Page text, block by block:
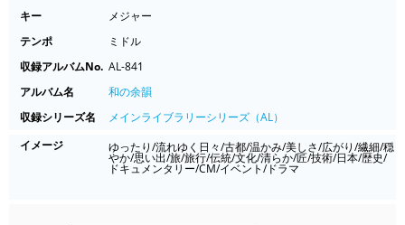
キー
メジャー
テンポ
ミドル
収録アルバムNo. AL-841
アルバム名
和の余韻
収録シリーズ名
メインライブラリーシリーズ（AL）
イメージ
ゆったり/流れゆく日々/古都/温かみ/美しさ/広がり/繊細/穏
やか/思い出/旅/旅行/伝統/文化/清らか/匠/技術/日本/歴史/
ドキュメンタリー/CM/イベント/ドラマ